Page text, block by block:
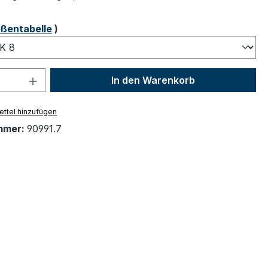
)
Anzahl: Gib den gewünschten Wert
In den Warenkorb
hinzufügen
90991.7